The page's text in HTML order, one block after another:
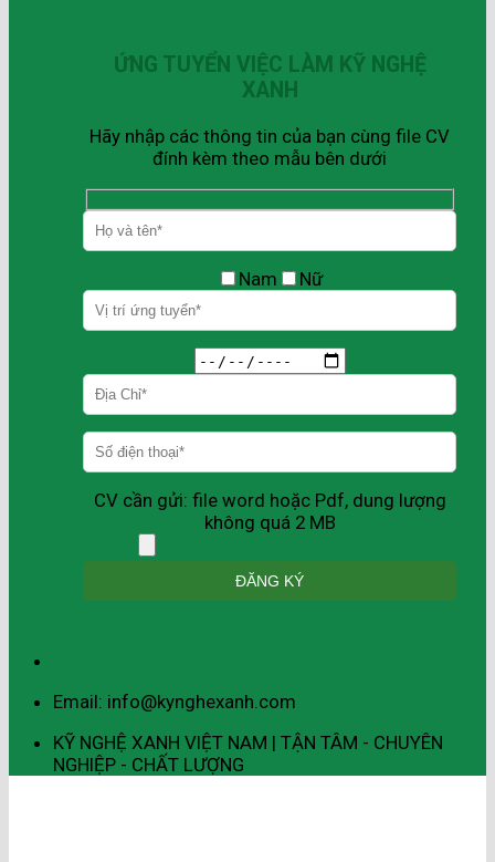
ỨNG TUYỂN VIỆC LÀM KỸ NGHỆ
XANH
Hãy nhập các thông tin của bạn cùng file CV
đính kèm theo mẫu bên dưới
Nam Nữ
CV cần gửi: file word hoặc Pdf, dung lượng
không quá 2 MB
Email: info@kynghexanh.com
KỸ NGHỆ XANH VIỆT NAM | TẬN TÂM - CHUYÊN
NGHIỆP - CHẤT LƯỢNG